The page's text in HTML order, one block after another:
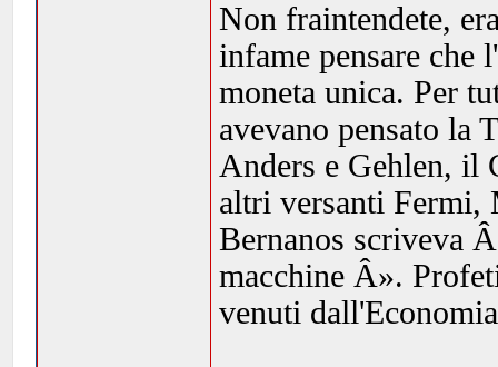
Non fraintendete,
infame pensare che
moneta unica. Per
avevano pensato la
Anders e Gehlen, il
altri versanti Fermi,
Bernanos scriveva
macchine Â».
venuti